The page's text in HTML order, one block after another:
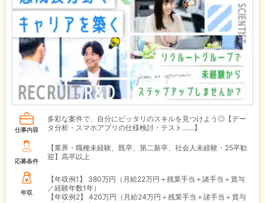
仕事内容
多彩な案件で、自分にピッタリのスキルを見つけよう◎【デー
タ分析・スマホアプリの仕様検討・テスト……】
応募条件
【業界・職種未経験、既卒、第二新卒、社会人未経験・25卒歓
迎】高卒以上
年収
【年収例1】
380万円（月給22万円＋残業手当＋諸手当＋賞与
／経験年数1年）
【年収例2】
420万円（月給24万円＋残業手当＋諸手当＋賞与